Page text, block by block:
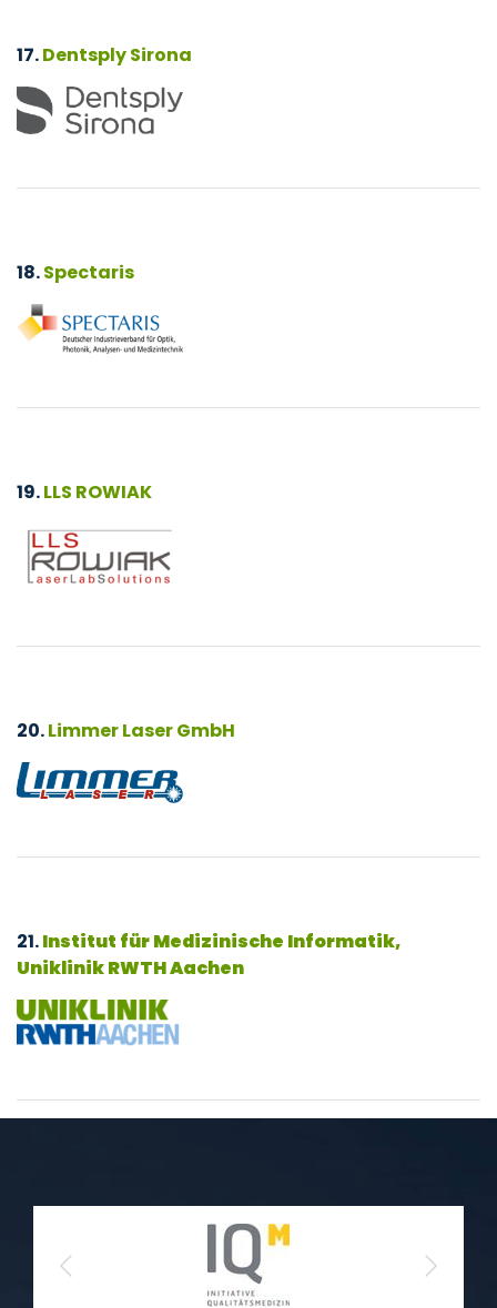
17.Dentsply Sirona
18.Spectaris
19.LLS ROWIAK
20.Limmer Laser GmbH
21.Institut für Medizinische Informatik,
Uniklinik RWTH Aachen
Previous Next